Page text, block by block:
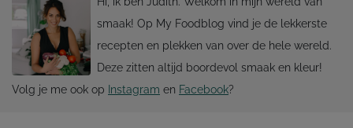
smaak! Op My Foodblog vind je de lekkerste
recepten en plekken van over de hele wereld.
Deze zitten altijd boordevol smaak en kleur!
Volg je me ook op Instagram en Facebook?